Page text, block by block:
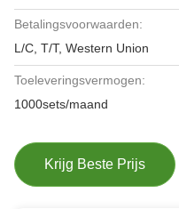
Betalingsvoorwaarden:
L/C, T/T, Western Union
Toeleveringsvermogen:
1000sets/maand
Krijg Beste Prijs